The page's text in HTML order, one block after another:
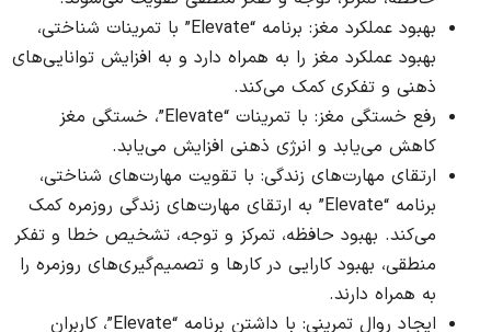
بهبود عملکرد مغز: برنامه “Elevate” با تمرینات شناختی،
بهبود عملکرد مغز را به همراه دارد و به افزایش توانایی‌های
ذهنی و تفکری کمک می‌کند.
رفع خستگی مغز: با تمرینات “Elevate”، خستگی مغز
کاهش می‌یابد و انرژی ذهنی افزایش می‌یابد.
ارتقای مهارت‌های زندگی: با تقویت مهارت‌های شناختی،
برنامه “Elevate” به ارتقای مهارت‌های زندگی روزمره کمک
می‌کند. بهبود حافظه، تمرکز و توجه، تشخیص خطا و تفکر
منطقی، بهبود کارایی در کارها و تصمیم‌گیری‌های روزمره را
به همراه دارند.
ایجاد روال تمرینی: با داشتن برنامه “Elevate”، کاربران